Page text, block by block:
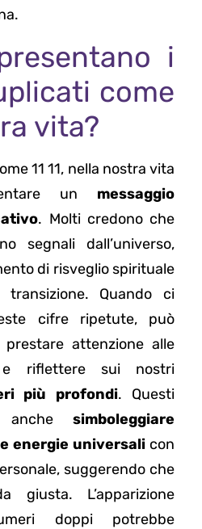
i
come
vita?
11 11, nella nostra vita
un messaggio
. Molti credono che
segnali dall’universo,
di risveglio spirituale
Quando ci
cifre ripetute, può
attenzione alle
e riflettere sui nostri
più profondi. Questi
anche simboleggiare
energie universali con
suggerendo che
giusta. L’apparizione
doppi potrebbe